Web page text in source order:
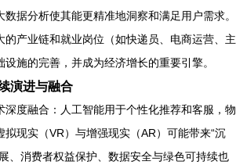
据分析使其能更精准地洞察和满足用户需求。
的产业链和就业岗位（如快递员、电商运营、主
施的完善，并成为经济增长的重要引擎。
演进与融合
深度融合：人工智能用于个性化推荐和客服，物
现实（VR）与增强现实（AR）可能带来“沉
、消费者权益保护、数据安全与绿色可持续也